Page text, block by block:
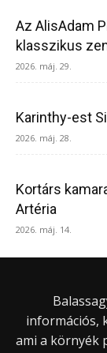
Az AlisAdam
klasszikus
2026. máj. 29.
Karinthy-est
2026. máj. 28.
Kortárs
Artéria
2026. máj. 14.
információs,
ami a környék